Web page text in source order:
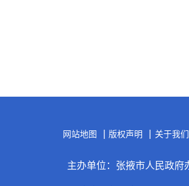
网站地图 版权声明 关于我们
主办单位：张掖市人民政府